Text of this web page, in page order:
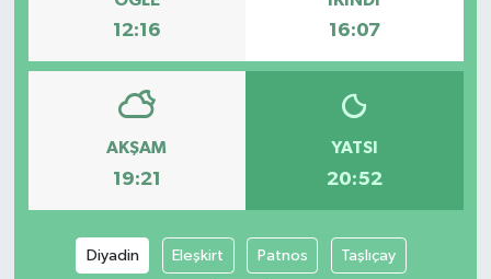
12:16 16:07
AKŞAM
19:21
YATSI
20:52
Diyadin Eleşkirt Patnos Taşlıçay